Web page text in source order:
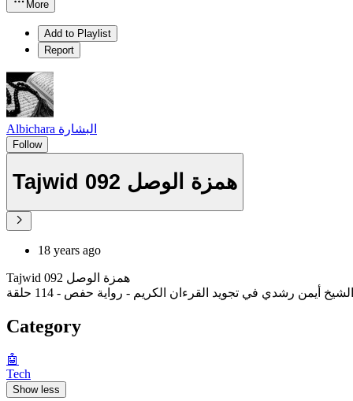
More
Add to Playlist
Report
Albichara البشارة
Follow
Tajwid 092 همزة الوصل
18 years ago
Tajwid 092 همزة الوصل
أيمن رشدي في تجويد القرءان الكريم - رواية حفص - 114 حلقة
Category
🤖
Tech
Show less